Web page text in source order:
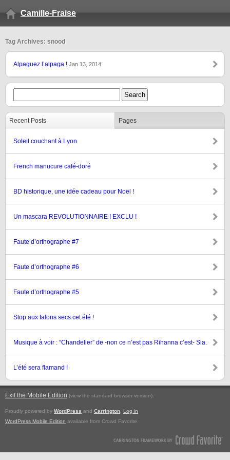
Camille-Fraise
Tag Archives: snood
Alpaguez l’alpaga ! Jan 13, 2014
Recent Posts Pages
Soleil couchant à Lyon
French manucure café-doré
BD historique, une idée cadeau pour Noël !
Un mascara REVOLUTIONNAIRE ! EXCLU !
Faute d’orthographe #7
Faute d’orthographe #6
Faute d’orthographe #5
Stop aux talons secs cet été !
Musique à voir : “Chandelier” de -non ce n’est pas Rihanna c’est- Sia.
L’été sera flamand !
Exit the Mobile Edition (view the standard browser version).
Proudly powered by WordPress and Carrington
Log in
WordPress Mobile Edition available from Crowd Favorite.